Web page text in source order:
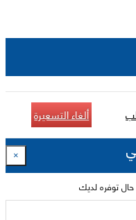
ألغاء التسعيرة
×
حال توفره لديك